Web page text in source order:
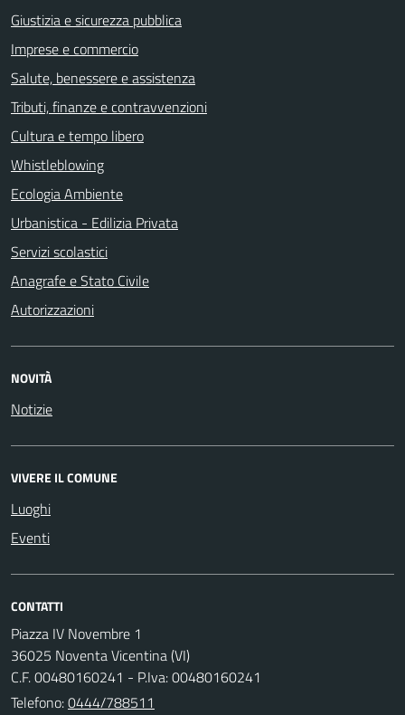
Giustizia e sicurezza pubblica
Imprese e commercio
Salute, benessere e assistenza
Tributi, finanze e contravvenzioni
Cultura e tempo libero
Whistleblowing
Ecologia Ambiente
Urbanistica - Edilizia Privata
Servizi scolastici
Anagrafe e Stato Civile
Autorizzazioni
NOVITÀ
Notizie
VIVERE IL COMUNE
Luoghi
Eventi
CONTATTI
Piazza IV Novembre 1
36025 Noventa Vicentina (VI)
C.F. 00480160241 - P.Iva: 00480160241
Telefono:0444/788511